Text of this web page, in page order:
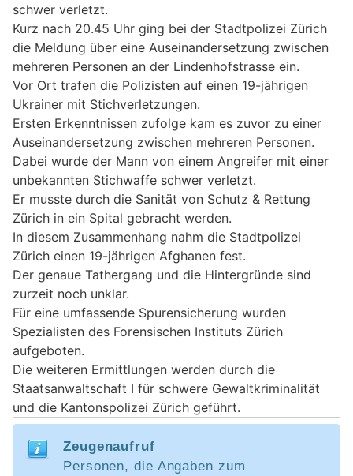
schwer verletzt.
Kurz nach 20.45 Uhr ging bei der Stadtpolizei Zürich
die Meldung über eine Auseinandersetzung zwischen
mehreren Personen an der Lindenhofstrasse ein.
Vor Ort trafen die Polizisten auf einen 19-jährigen
Ukrainer mit Stichverletzungen.
Ersten Erkenntnissen zufolge kam es zuvor zu einer
Auseinandersetzung zwischen mehreren Personen.
Dabei wurde der Mann von einem Angreifer mit einer
unbekannten Stichwaffe schwer verletzt.
Er musste durch die Sanität von Schutz & Rettung
Zürich in ein Spital gebracht werden.
In diesem Zusammenhang nahm die Stadtpolizei
Zürich einen 19-jährigen Afghanen fest.
Der genaue Tathergang und die Hintergründe sind
zurzeit noch unklar.
Für eine umfassende Spurensicherung wurden
Spezialisten des Forensischen Instituts Zürich
aufgeboten.
Die weiteren Ermittlungen werden durch die
Staatsanwaltschaft I für schwere Gewaltkriminalität
und die Kantonspolizei Zürich geführt.
Zeugenaufruf
Personen, die Angaben zum